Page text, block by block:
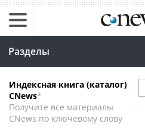
Разделы
Индексная книга (каталог)
CNews*
Получите все материалы
CNews по ключевому слову